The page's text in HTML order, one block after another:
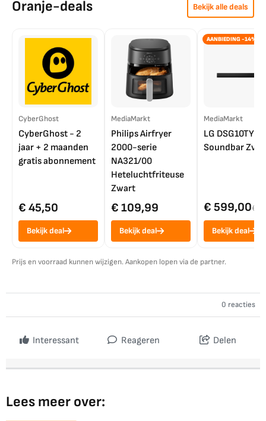
Oranje-deals Bekijk alle deals
CyberGhost
CyberGhost - 2
jaar + 2 maanden
gratis abonnement
€ 45,50
Bekijk deal
MediaMarkt
Philips Airfryer
2000-serie
NA321/00
Heteluchtfriteuse
Zwart
€ 109,99
Bekijk deal
AANBIEDING -14%
MediaMarkt
LG DSG10TY
Soundbar
€ 599,00€
Bekijk deal
Prijs en voorraad kunnen wijzigen. Aankopen lopen via de partner.
0 reacties
Interessant Reageren Delen
Lees meer over: